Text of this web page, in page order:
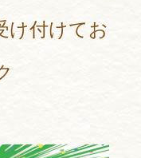
け付けてお